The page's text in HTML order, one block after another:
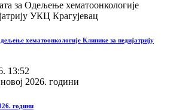
хематоонкологије Клинике за педијатрију
13:52
години